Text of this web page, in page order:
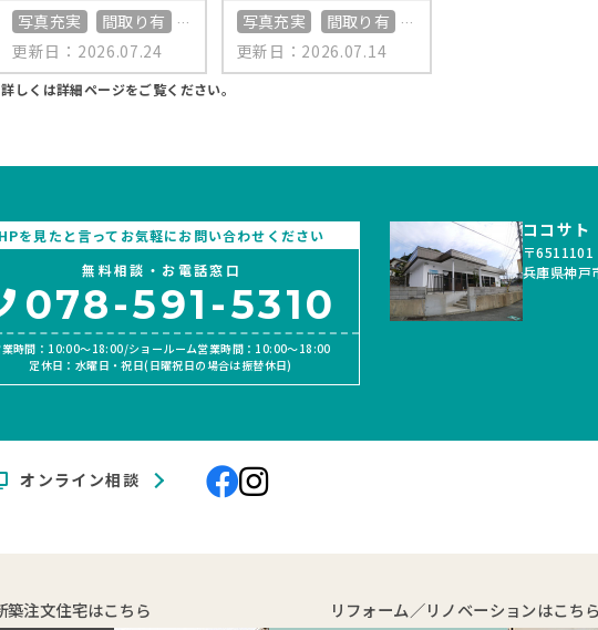
写真充実
間取り有
50坪以上
4LDK以上
接道6ｍ以上
更新日：2026.07.24
写真充実
間取り有
南向き
駐車場2台可
更新日：2026.07.14
詳しくは詳細ページをご覧ください。
HPを見たと言ってお気軽にお問い合わせください
無料相談・お電話窓口
078-591-5310
業時間：10:00〜18:00/ショールーム営業時間：10:00〜18:00
定休日：水曜日・祝日(日曜祝日の場合は振替休日)
ココサト
〒6511101
兵庫県神戸
オンライン相談
築注文住宅はこちら リフォーム／リノベーションはこちら